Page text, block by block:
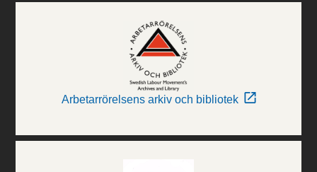
Arbetarrörelsens arkiv och bibliotek